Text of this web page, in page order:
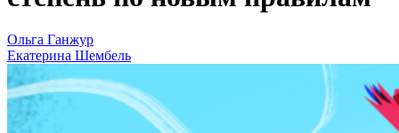
Ольга Ганжур
Екатерина Шембель